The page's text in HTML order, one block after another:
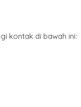
kontak di bawah ini: